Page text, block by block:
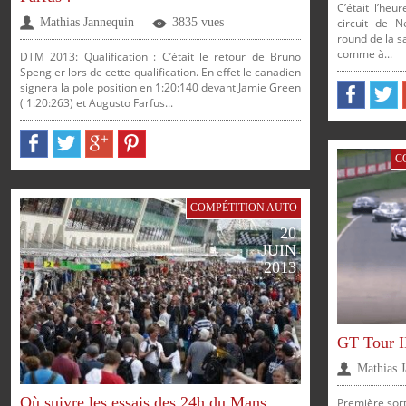
FACEBOOKTWITTERGOOGLE PINTEREST
FACEBOOK
SUR SUR SUR SUR
PARTAGER
PARTAGERPARTAGERPARTAGERPARTAGER
C’était
circuit de
round de la
comme à...
Mathias Jannequin 3835 vues
DTM 2013: Qualification : C’était le retour de Bruno
Spengler lors de cette qualification. En effet le canadien
signera la pole position en 1:20:140 devant Jamie Green
( 1:20:263) et Augusto Farfus...
GT Tour
Mathias
Première
COMPÉTITION AUTO
20
JUIN
2013